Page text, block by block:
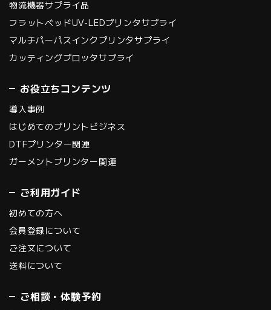
物流機器サプライ品
フラットベッドUV-LEDプリンタサプライ
マルチパーパスインクプリンタサプライ
カッティングプロッタサプライ
お役立ちコンテンツ
導入事例
はじめてのプリントビジネス
DTFプリンター関連
ガーメントプリンター関連
ご利用ガイド
初めての方へ
会員登録について
ご注文について
送料について
ご相談・体験予約